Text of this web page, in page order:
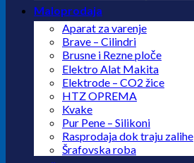
Maloprodaja
Aparat za varenje
Brave – Cilindri
Brusne i Rezne ploče
Elektro Alat Makita
Elektrode – CO2 žice
HTZ OPREMA
Kvake
Pur Pene – Silikoni
Rasprodaja dok traju zalihe
Šrafovska roba